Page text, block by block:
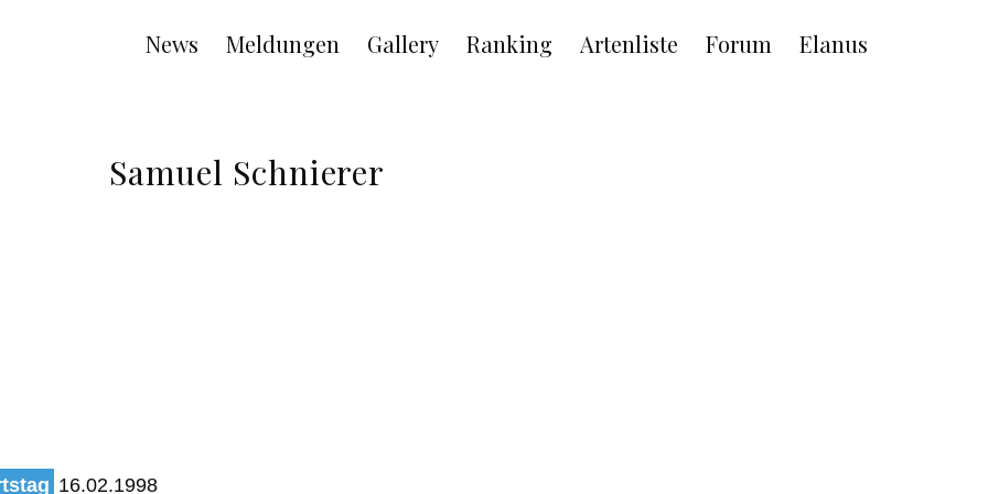
Main
navigation
News Meldungen Gallery Ranking Artenliste Forum Elanus
Samuel Schnierer
16.02.1998